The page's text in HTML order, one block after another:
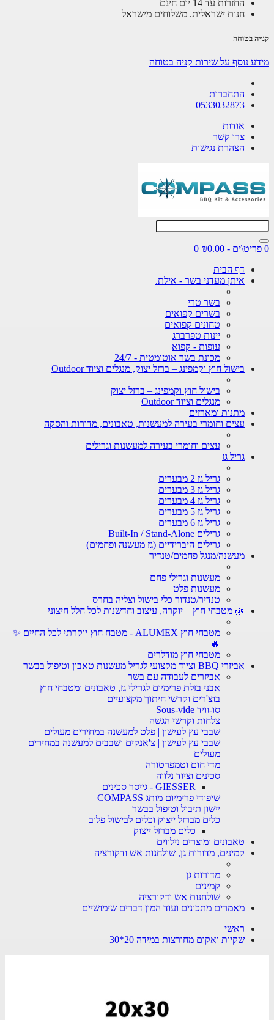
החזרות עד 14 יום חינם
חנות ישראלית. משלוחים מישראל
בטוחה
נוסף על שירות קניה בטוחה
התחברות
0533032873
אודות
צרו קשר
הצהרת נגישות
0
דף הבית
איתן מעדני בשר - אילת.
בשר טרי
בשרים קפואים
טחונים קפואים
יינות טפרברג
עופות - קפוא
מכונת בשר אוטומטית - 24/7
בישול חוץ וקמפינג – ברזל יצוק, מנגלים וציוד Outdoor
בישול חוץ וקמפינג – ברזל יצוק
מנגלים וציוד Outdoor
מתנות ומארזים
עצים וחומרי בעירה למעשנות, טאבונים, מדורות והסקה
עצים וחומרי בעירה למעשנות וגרילים
גריל גז
גריל גז 2 מבערים
גריל גז 3 מבערים
גריל גז 4 מבערים
גריל גז 5 מבערים
גריל גז 6 מבערים
גרילים Built-In / Stand-Alone
גרילים היברידיים (גז מעשנה ופחמים)
מעשנה/מנגל פחמים/טנדיר
מעשנות וגרילי פחם
מעשנות פלט
טנדיר/טנדור כלי בישול וצליה בחרס
🌿 מטבחי חוץ – יוקרה, עיצוב וחדשנות לכל חלל חיצוני
מטבחי חוץ ALUMEX - מטבח חוץ יוקרתי לכל החיים ✨
מטבחי חוץ מודלרים
אביזרי BBQ וציוד מקצועי לגריל מעשנות טאבון וטיפול בבשר
אביזרים לעבודה עם בשר
אבני בזלת פרימיום לגרילי גז, טאבונים ומטבחי חוץ
בוצ'רים וקרשי חיתוך מקצועיים
סו-וויד Sous-vide
צלחות וקרשי הגשה
שבבי עץ לעישון | פלט למעשנה במחירים מעולים
שבבי עץ לעישון | צ'אנקים ושבבים למעשנה במחירים
מעולים
מדי חום וטמפרטורה
סכינים וציוד נלווה
GIESSER - גייסר סכינים
שיפודי פרימיום מותג COMPASS
יישון תיבול וטיפול בבשר
כלים מברזל ייצוק וכלים לבישול פלוב
כלים מברזל ייצוק
טאבונים ומוצרים נילווים
קמינים, מדורות גן, שולחנות אש ודקורציה
מדורות גן
קמינים
שולחנות אש ודקורציה
מאמרים מתכונים ועוד המון דברים שימושיים
ראשי
שקיות ואקום מחורצות במידה 20*30